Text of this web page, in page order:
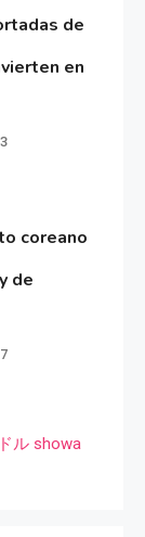
de
en
3
coreano
de
7
ル showa